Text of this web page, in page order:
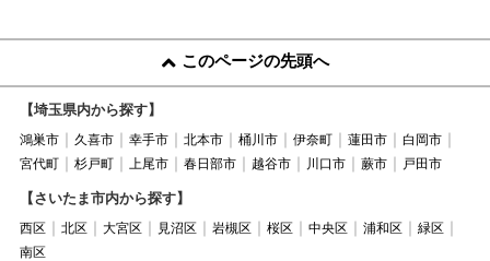
このページの先頭へ
【埼玉県内から探す】
鴻巣市 久喜市 幸手市 北本市 桶川市 伊奈町 蓮田市
白岡市
宮代町
杉戸町 上尾市 春日部市 越谷市 川口市 蕨市 戸田市
【さいたま市内から探す】
西区 北区 大宮区 見沼区 岩槻区 桜区 中央区 浦和区
緑区
南区